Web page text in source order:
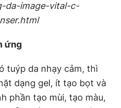
da-image-vital-c-
ứng
tuýp da nhạy cảm, thì
dạng gel, ít tạo bọt và
phần tạo mùi, tạo màu,